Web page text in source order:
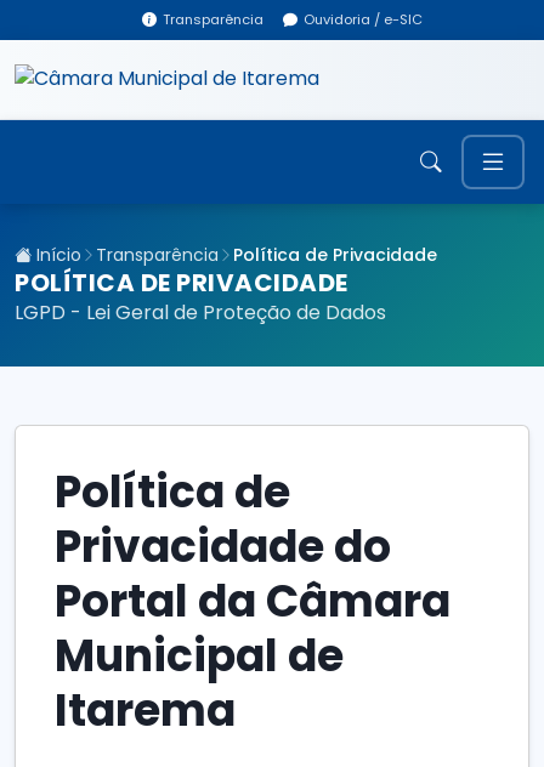
Transparência Ouvidoria / e-SIC
Início Transparência Política de Privacidade
POLÍTICA DE PRIVACIDADE
LGPD - Lei Geral de Proteção de Dados
Política de
Privacidade do
Portal da Câmara
Municipal de
Itarema